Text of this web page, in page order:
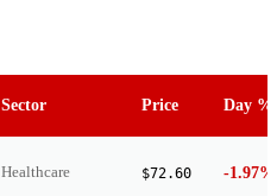
Sector Price Day %
Healthcare $72.60 -1.97%